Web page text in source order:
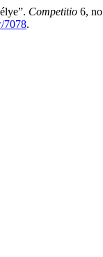
Competitio 6,
7078.